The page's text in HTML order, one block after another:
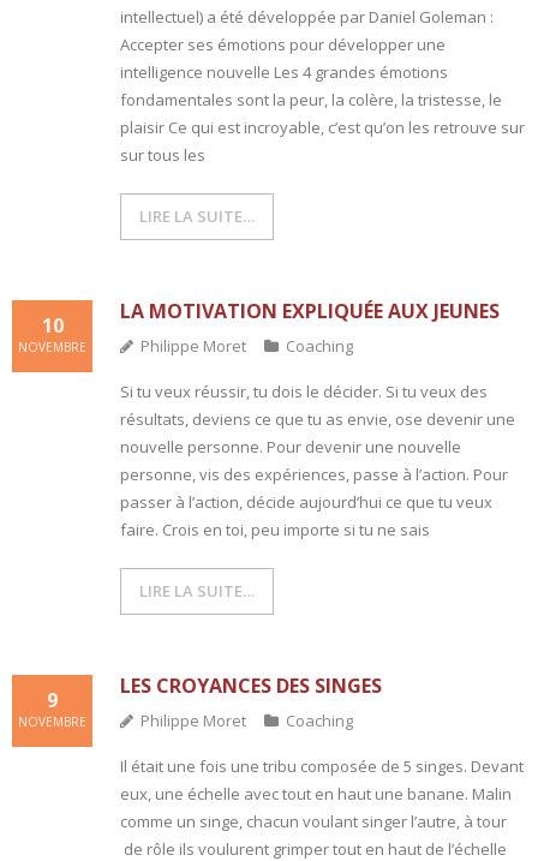
intellectuel) a été développée par Daniel Goleman :
Accepter ses émotions pour développer une
intelligence nouvelle Les 4 grandes émotions
fondamentales sont la peur, la colère, la tristesse, le
plaisir Ce qui est incroyable, c’est qu’on les retrouve sur
sur tous les
LIRE LA SUITE…
LA MOTIVATION EXPLIQUÉE AUX JEUNES
10
NOVEMBRE Philippe Moret Coaching
Si tu veux réussir, tu dois le décider. Si tu veux des
résultats, deviens ce que tu as envie, ose devenir une
nouvelle personne. Pour devenir une nouvelle
personne, vis des expériences, passe à l’action. Pour
passer à l’action, décide aujourd’hui ce que tu veux
faire. Crois en toi, peu importe si tu ne sais
LIRE LA SUITE…
LES CROYANCES DES SINGES
9
NOVEMBRE Philippe Moret Coaching
Il était une fois une tribu composée de 5 singes. Devant
eux, une échelle avec tout en haut une banane. Malin
comme un singe, chacun voulant singer l’autre, à tour
de rôle ils voulurent grimper tout en haut de l’échelle